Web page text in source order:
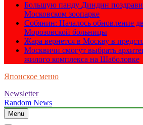
Большую панду Диндин
Московском зоопарке
Собянин: Началось обновление
Морозовской больницы
Жара вернется в Москву в
Москвичи смогут выбрать
жилого комплекса на Шаболовке
Японское меню
Newsletter
Random News
Menu